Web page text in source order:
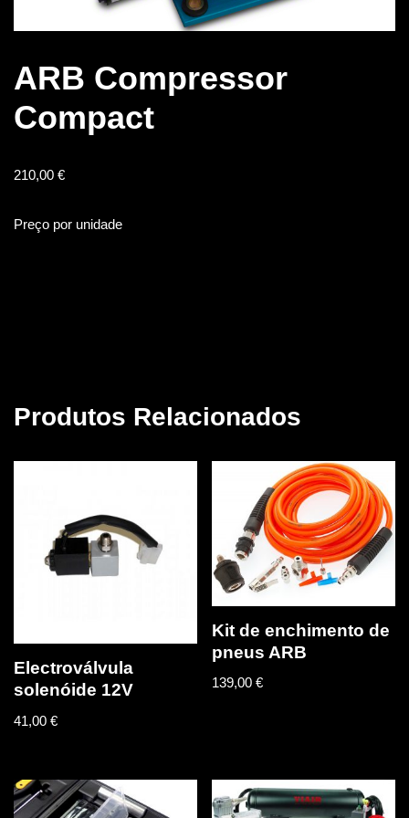
ARB Compressor
Compact
210,00 €
Preço por unidade
Produtos Relacionados
Electroválvula
solenóide 12V
41,00 €
Kit de enchimento de
pneus ARB
139,00€